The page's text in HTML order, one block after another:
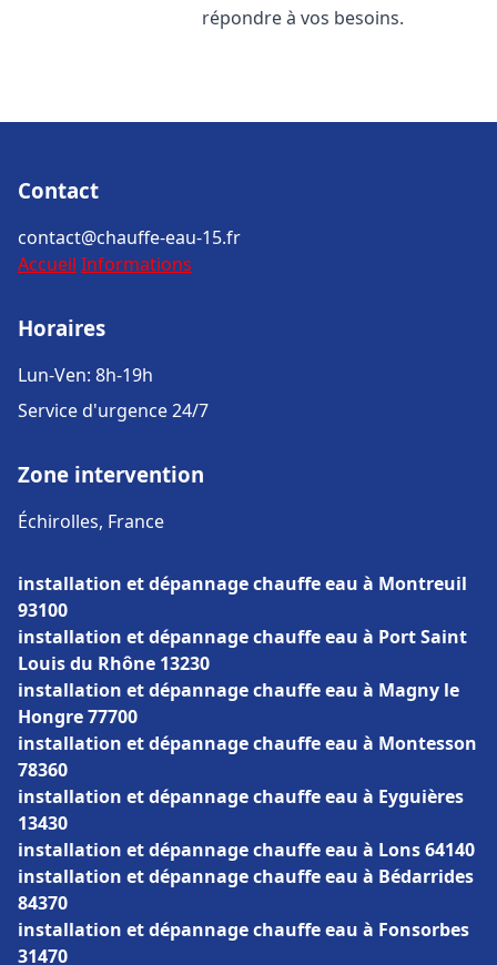
répondre à vos besoins.
Contact
contact@chauffe-eau-15.fr
Accueil Informations
Horaires
Lun-Ven: 8h-19h
Service d'urgence 24/7
Zone intervention
Échirolles, France
installation et dépannage chauffe eau à Montreuil
93100
installation et dépannage chauffe eau à Port Saint
Louis du Rhône 13230
installation et dépannage chauffe eau à Magny le
Hongre 77700
installation et dépannage chauffe eau à Montesson
78360
installation et dépannage chauffe eau à Eyguières
13430
installation et dépannage chauffe eau à Lons 64140
installation et dépannage chauffe eau à Bédarrides
84370
installation et dépannage chauffe eau à Fonsorbes
31470